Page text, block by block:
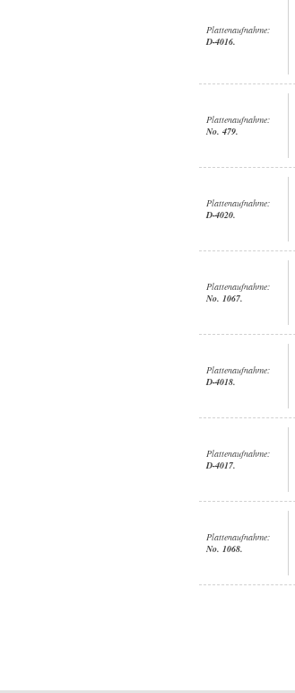
Plattenaufnahme:
D-4016.
Plattenaufnahme:
No. 479.
Plattenaufnahme:
D-4020.
Plattenaufnahme:
No. 1067.
Plattenaufnahme:
D-4018.
Plattenaufnahme:
D-4017.
Plattenaufnahme:
No. 1068.